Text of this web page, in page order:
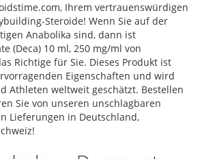
Ihrem vertrauenswürdigen
Steroide! Wenn Sie auf der
Anabolika sind, dann ist
(Deca) 10 ml, 250 mg/ml von
Richtige für Sie. Dieses Produkt ist
Eigenschaften und wird
Athleten weltweit geschätzt. Bestellen
Sie von unseren unschlagbaren
Lieferungen in Deutschland,